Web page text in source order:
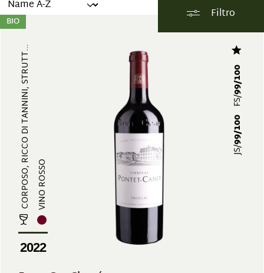
Filtro
BIO
CORPOSO, RICCO DI TANNINI, STRUTT...VINO ROSSO
2022
JS/
99/100
FS/
99/100